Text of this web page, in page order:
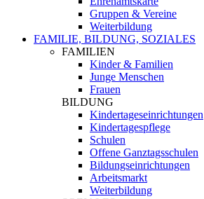
Gruppen & Vereine
Weiterbildung
FAMILIE, BILDUNG, SOZIALES
FAMILIEN
Kinder & Familien
Junge Menschen
Frauen
BILDUNG
Kindertageseinrichtungen
Kindertagespflege
Schulen
Offene Ganztagsschulen
Bildungseinrichtungen
Arbeitsmarkt
Weiterbildung